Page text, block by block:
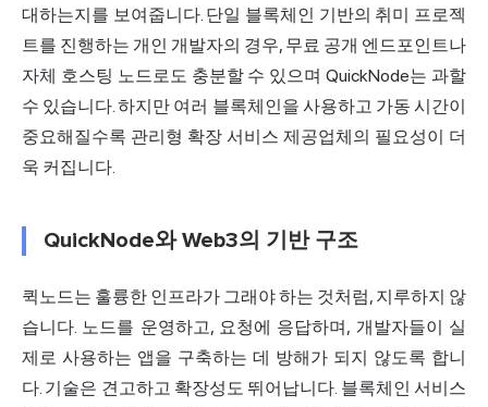
대하는지를 보여줍니다. 단일 블록체인 기반의 취미 프로젝
트를 진행하는 개인 개발자의 경우, 무료 공개 엔드포인트나
자체 호스팅 노드로도 충분할 수 있으며 QuickNode는 과할
수 있습니다. 하지만 여러 블록체인을 사용하고 가동 시간이
중요해질수록 관리형 확장 서비스 제공업체의 필요성이 더
욱 커집니다.
QuickNode와 Web3의 기반 구조
퀵노드는 훌륭한 인프라가 그래야 하는 것처럼, 지루하지 않
습니다. 노드를 운영하고, 요청에 응답하며, 개발자들이 실
제로 사용하는 앱을 구축하는 데 방해가 되지 않도록 합니
다. 기술은 견고하고 확장성도 뛰어납니다. 블록체인 서비스